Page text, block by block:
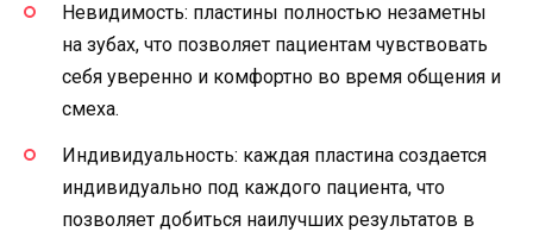
Невидимость: пластины полностью незаметны
на зубах, что позволяет пациентам чувствовать
себя уверенно и комфортно во время общения и
смеха.
Индивидуальность: каждая пластина создается
индивидуально под каждого пациента, что
позволяет добиться наилучших результатов в